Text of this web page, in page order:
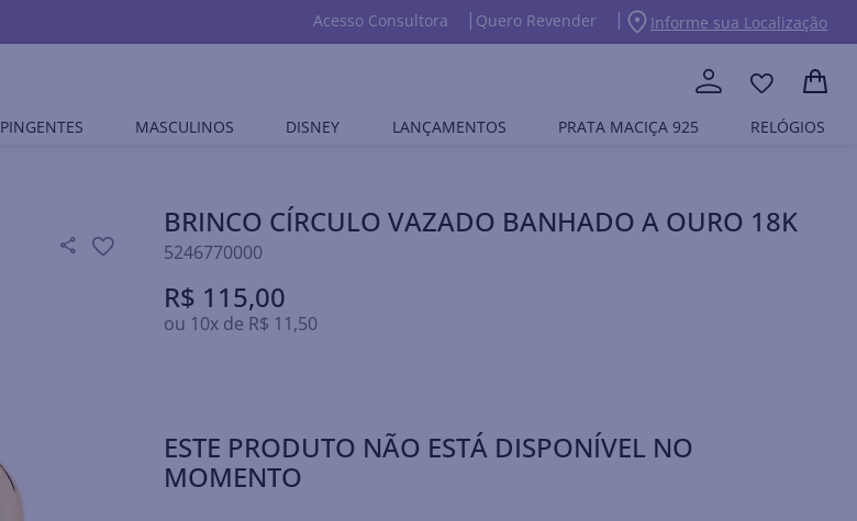
Acesso Consultora Quero Revender Informe sua Localização
PINGENTES MASCULINOS DISNEY LANÇAMENTOS PRATA MACIÇA 925 RELÓGIOS
BRINCO CÍRCULO VAZADO BANHADO A OURO 18K
5246770000
R$ 115,00
ou 10x de R$ 11,50
ESTE PRODUTO NÃO ESTÁ DISPONÍVEL NO
MOMENTO